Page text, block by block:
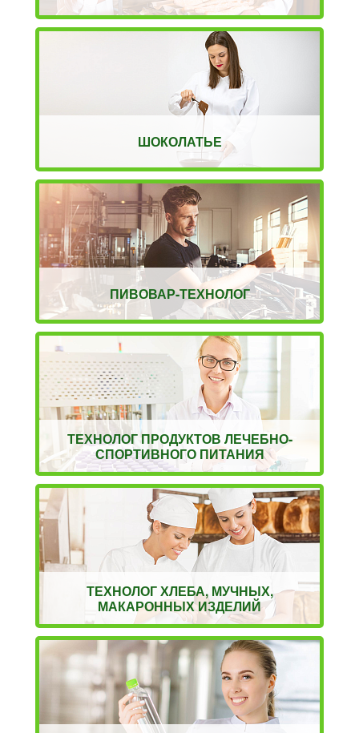
ШОКОЛАТЬЕ
ПИВОВАР-ТЕХНОЛОГ
ТЕХНОЛОГ ПРОДУКТОВ ЛЕЧЕБНО-
СПОРТИВНОГО ПИТАНИЯ
ТЕХНОЛОГ ХЛЕБА, МУЧНЫХ,
МАКАРОННЫХ ИЗДЕЛИЙ